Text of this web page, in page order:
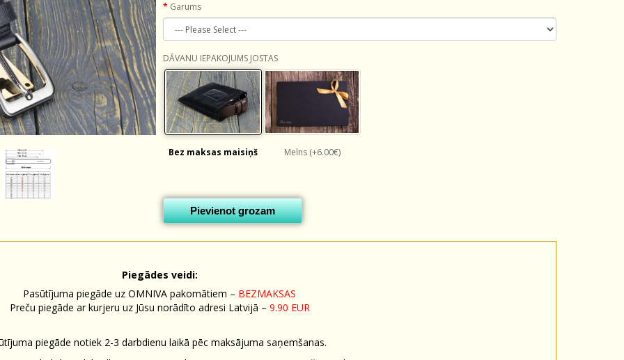
Garums
DĀVANU IEPAKOJUMS JOSTAS
Bez maksas maisiņš Melns (+6.00€)
Pievienot grozam
Piegādes veidi:
Pasūtījuma piegāde uz OMNIVA pakomātiem – BEZMAKSAS
Preču piegāde ar kurjeru uz Jūsu norādīto adresi Latvijā – 9.90 EUR
piegāde notiek 2-3 darbdienu laikā pēc maksājuma saņemšanas.